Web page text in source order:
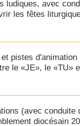
ludiques, avec
les fêtes
pistes
le «JE», le «TU»
(avec
diocésain